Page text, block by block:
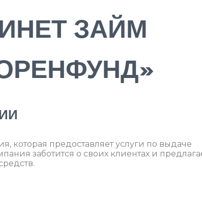
ЗАЙМ
которая предоставляет услуги по выдаче
заботится о своих клиентах и